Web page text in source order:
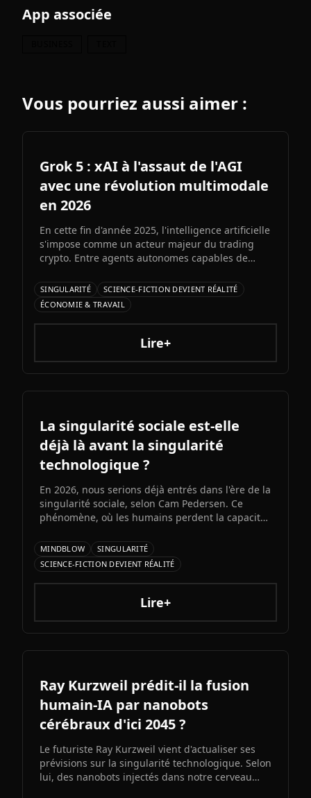
App associée
Vous pourriez aussi aimer :
Grok 5 : xAI à l'assaut de l'AGI
avec une révolution multimodale
en 2026
En cette fin d'année 2025, l'intelligence artificielle
s'impose comme un acteur majeur du trading
crypto. Entre agents autonomes capables de
d'Elon Musk s'annonce comme l'un des paris les
plus audacieux de l'histoire de l'IA. Entre
architecture colossale, capacités multimodales
natives et ambitions AGI assumées, Grok 5
pourrait redessiner le paysage de l'intelligence
SINGULARITÉ
SCIENCE-FICTION DEVIENT RÉALITÉ
ÉCONOMIE & TRAVAIL
Lire+
La singularité sociale est-elle
déjà là avant la singularité
technologique ?
En 2026, nous serions déjà entrés dans l'ère de la
singularité sociale, selon Cam Pedersen. Ce
phénomène, où les humains perdent la capacité
artificielles, précéderait la singularité
technologique attendue pour 2034.
MINDBLOW
SINGULARITÉ
SCIENCE-FICTION DEVIENT RÉALITÉ
Lire+
Ray Kurzweil prédit-il la fusion
humain-IA par nanobots
cérébraux d'ici 2045 ?
Le futuriste Ray Kurzweil vient d'actualiser ses
prévisions sur la singularité technologique. Selon
lui, des nanobots injectés dans notre cerveau